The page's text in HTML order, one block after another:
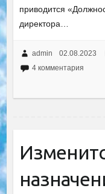
приводится
директора…
admin 02.08.2023
4 комментария